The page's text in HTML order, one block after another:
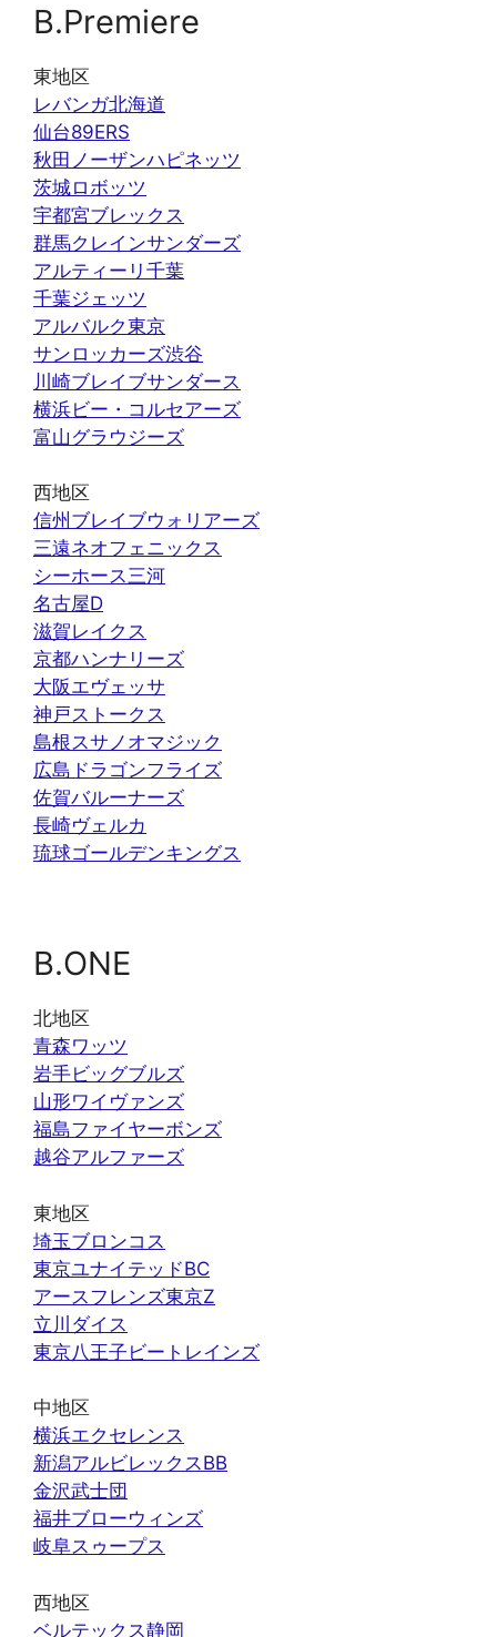
B.Premiere
東地区
レバンガ北海道
仙台89ERS
秋田ノーザンハピネッツ
茨城ロボッツ
宇都宮ブレックス
群馬クレインサンダーズ
アルティーリ千葉
千葉ジェッツ
アルバルク東京
サンロッカーズ渋谷
川崎ブレイブサンダース
横浜ビー・コルセアーズ
富山グラウジーズ
西地区
信州ブレイブウォリアーズ
三遠ネオフェニックス
シーホース三河
名古屋D
滋賀レイクス
京都ハンナリーズ
大阪エヴェッサ
神戸ストークス
島根スサノオマジック
広島ドラゴンフライズ
佐賀バルーナーズ
長崎ヴェルカ
琉球ゴールデンキングス
B.ONE
北地区
青森ワッツ
岩手ビッグブルズ
山形ワイヴァンズ
福島ファイヤーボンズ
越谷アルファーズ
東地区
埼玉ブロンコス
東京ユナイテッドBC
アースフレンズ東京Z
立川ダイス
東京八王子ビートレインズ
中地区
横浜エクセレンス
新潟アルビレックスBB
金沢武士団
福井ブローウィンズ
岐阜スゥープス
西地区
ベルテックス静岡